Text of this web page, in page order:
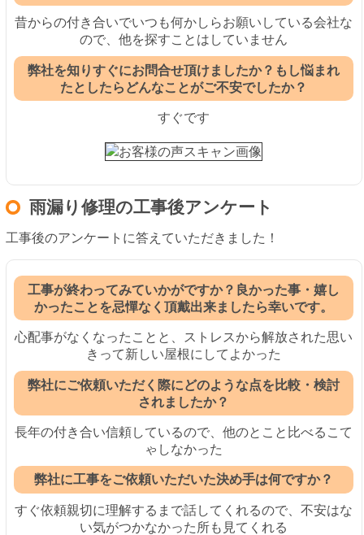
昔からの付き合いでいつも何かしらお願いしている会社な
ので、他を探すことはしていません
弊社を知りすぐにお問合せ頂けましたか？もし悩まれ
たとしたらどんなことがご不安でしたか？
すぐです
雨漏り修理の工事後アンケート
工事後のアンケートに答えていただきました！
工事が終わってみていかがですか？良かった事・嬉し
かったことを忌憚なく頂戴出来ましたら幸いです。
心配事がなくなったことと、ストレスから解放された思い
きって新しい屋根にしてよかった
弊社にご依頼いただく際にどのような点を比較・検討
されましたか？
長年の付き合い信頼しているので、他のとこと比べるこて
ゃしなかった
弊社に工事をご依頼いただいた決め手は何ですか？
すぐ依頼親切に理解するまで話してくれるので、不安はな
い気がつかなかった所も見てくれる